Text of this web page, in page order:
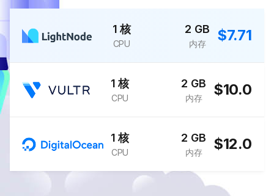
1 核
CPU
2 GB
内存 $7.71
1 核
CPU
2 GB
内存 $10.0
1 核
CPU
2 GB
内存 $12.0